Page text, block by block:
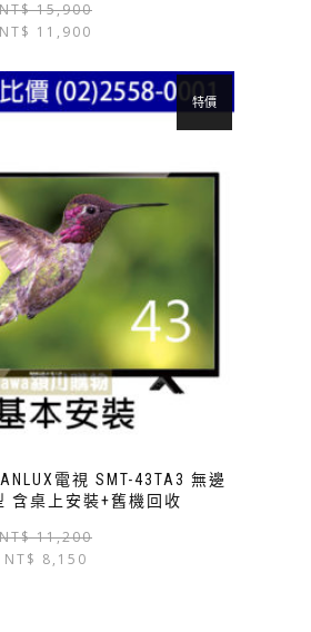
NT$15,900
NT$ 11,900
電視 SMT-43TA3 無邊
含桌上安裝+舊機回收
特價
NT$11,200
NT$ 8,150